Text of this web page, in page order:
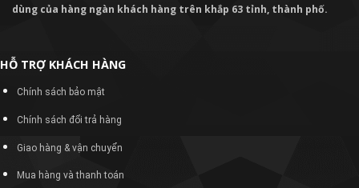
dùng của hàng ngàn khách hàng trên khắp 63 tỉnh, thành phố.
HỖ TRỢ KHÁCH HÀNG
Chính sách bảo mật
Chính sách đổi trả hàng
Giao hàng & vận chuyển
Mua hàng và thanh toán